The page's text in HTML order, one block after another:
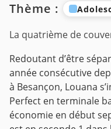
Thème :
La quatrième de
Redoutant d’être
année consécutive
à Besançon, Louana
Perfect en terminale
économie en début